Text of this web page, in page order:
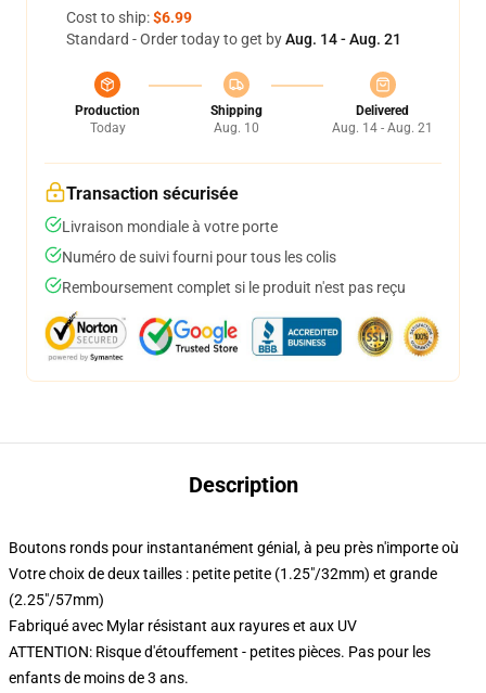
Cost to ship:$6.99
Standard - Order today to get byAug. 14 - Aug. 21
Production
Today
Shipping
Aug. 10
Delivered
Aug. 14 - Aug. 21
Transaction sécurisée
Livraison mondiale à votre porte
Numéro de suivi fourni pour tous les colis
Remboursement complet si le produit n'est pas reçu
Description
Boutons ronds pour instantanément génial, à peu près n'importe où
Votre choix de deux tailles : petite petite (1.25"/32mm) et grande
(2.25"/57mm)
Fabriqué avec Mylar résistant aux rayures et aux UV
ATTENTION: Risque d'étouffement - petites pièces. Pas pour les
enfants de moins de 3 ans.